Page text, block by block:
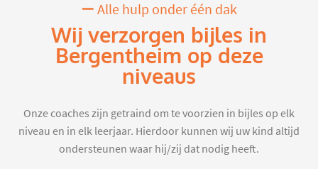
Alle hulp onder één dak
Wij verzorgen bijles in
Bergentheim op deze
niveaus
Onze coaches zijn getraind om te voorzien in bijles op elk
niveau en in elk leerjaar. Hierdoor kunnen wij uw kind altijd
ondersteunen waar hij/zij dat nodig heeft.